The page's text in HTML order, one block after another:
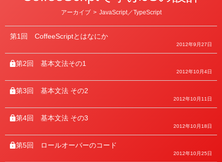
カ
ゴ
ー
アーカイブ > JavaScript／TypeScript
第1回 CoffeeScriptとはなにか
2012年9月27日
第2回 基本文法その1
2012年10月4日
第3回 基本文法 その2
2012年10月11日
第4回 基本文法 その3
2012年10月18日
第5回 ロールオーバーのコード
2012年10月25日